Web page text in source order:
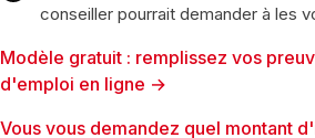
conseiller pourrait demander à les
Modèle gratuit : remplissez vos
d'emploi en ligne →
Vous vous demandez quel montant